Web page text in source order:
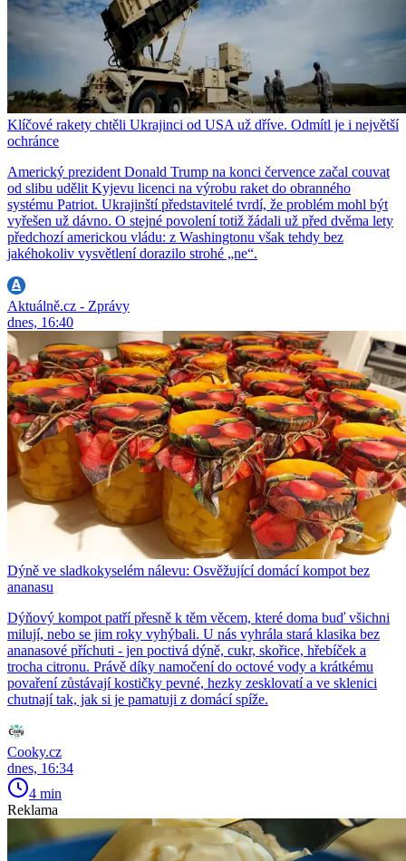
Klíčové rakety chtěli Ukrajinci od USA už dříve. Odmítl je i největší
ochránce
Americký prezident Donald Trump na konci července začal couvat
od slibu udělit Kyjevu licenci na výrobu raket do obranného
systému Patriot. Ukrajinští představitelé tvrdí, že problém mohl být
vyřešen už dávno. O stejné povolení totiž žádali už před dvěma lety
předchozí americkou vládu: z Washingtonu však tehdy bez
jakéhokoliv vysvětlení dorazilo strohé „ne“.
Aktuálně.cz - Zprávy
dnes, 16:40
Dýně ve sladkokyselém nálevu: Osvěžující domácí kompot bez
ananasu
Dýňový kompot patří přesně k těm věcem, které doma buď všichni
milují, nebo se jim roky vyhýbali. U nás vyhrála stará klasika bez
ananasové příchuti - jen poctivá dýně, cukr, skořice, hřebíček a
trocha citronu. Právě díky namočení do octové vody a krátkému
povaření zůstávají kostičky pevné, hezky zesklovatí a ve sklenici
chutnají tak, jak si je pamatuji z domácí spíže.
Cooky.cz
dnes, 16:34
4 min
Reklama